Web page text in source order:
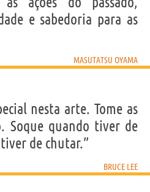
e sabedoria para as
MASUTATSU OYAMA
nesta arte. Tome as
Soque quando tiver de
de chutar.”
BRUCE LEE